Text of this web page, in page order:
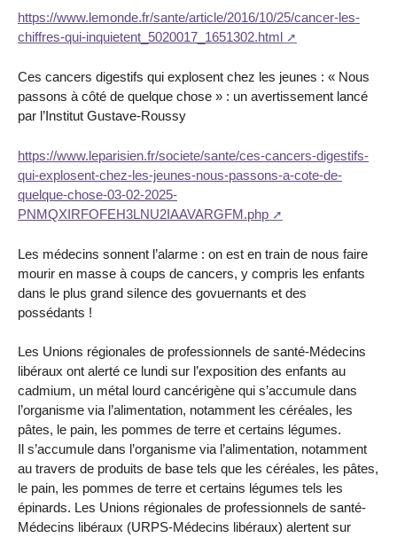
https://www.lemonde.fr/sante/article/2016/10/25/cancer-les-
chiffres-qui-inquietent_5020017_1651302.html
Ces cancers digestifs qui explosent chez les jeunes : « Nous
passons à côté de quelque chose » : un avertissement lancé
par l’Institut Gustave-Roussy
https://www.leparisien.fr/societe/sante/ces-cancers-digestifs-
qui-explosent-chez-les-jeunes-nous-passons-a-cote-de-
quelque-chose-03-02-2025-
PNMQXIRFOFEH3LNU2IAAVARGFM.php
Les médecins sonnent l’alarme : on est en train de nous faire
mourir en masse à coups de cancers, y compris les enfants
dans le plus grand silence des govuernants et des
possédants !
Les Unions régionales de professionnels de santé-Médecins
libéraux ont alerté ce lundi sur l’exposition des enfants au
cadmium, un métal lourd cancérigène qui s’accumule dans
l’organisme via l’alimentation, notamment les céréales, les
pâtes, le pain, les pommes de terre et certains légumes.
Il s’accumule dans l’organisme via l’alimentation, notamment
au travers de produits de base tels que les céréales, les pâtes,
le pain, les pommes de terre et certains légumes tels les
épinards. Les Unions régionales de professionnels de santé-
Médecins libéraux (URPS-Médecins libéraux) alertent sur